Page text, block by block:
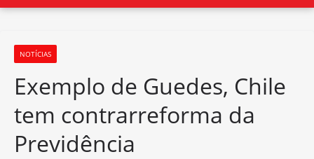
NOTÍCIAS
Exemplo de Guedes, Chile
tem contrarreforma da
Previdência